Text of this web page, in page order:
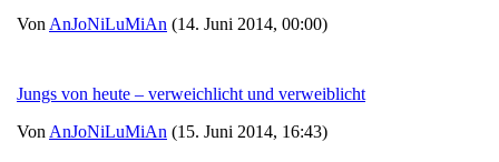
Von AnJoNiLuMiAn (14. Juni 2014, 00:00)
Jungs von heute – verweichlicht und verweiblicht
Von AnJoNiLuMiAn (15. Juni 2014, 16:43)